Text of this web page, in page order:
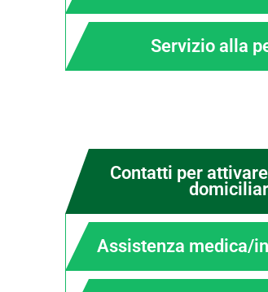
Servizio alla
Contatti per
Assistenza medica/